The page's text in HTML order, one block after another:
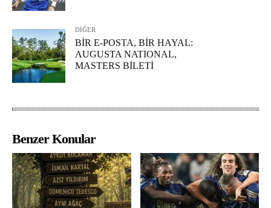
DİĞER
BİR E-POSTA, BİR HAYAL:
AUGUSTA NATIONAL,
MASTERS BİLETİ
Benzer Konular